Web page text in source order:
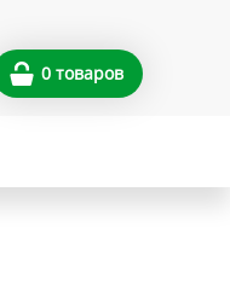
0 товаров